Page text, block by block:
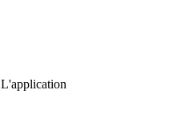
L'application